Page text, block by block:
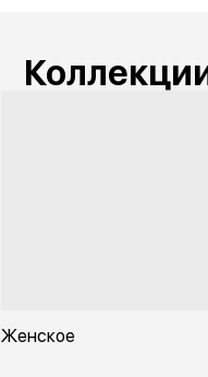
Женское